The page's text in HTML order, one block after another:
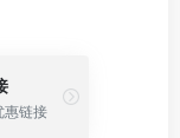
惠链接